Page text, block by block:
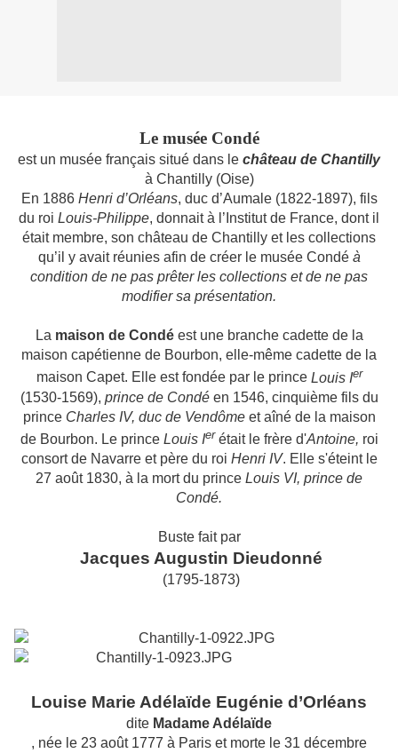
Le musée Condé
est un musée français situé dans le château de Chantilly
à Chantilly (Oise)
En 1886 Henri d’Orléans, duc d’Aumale (1822-1897), fils
du roi Louis-Philippe, donnait à l’Institut de France, dont il
était membre, son château de Chantilly et les collections
qu’il y avait réunies afin de créer le musée Condé à
condition de ne pas prêter les collections et de ne pas
modifier sa présentation.
La maison de Condéest une branche cadette de la
maison capétienne de Bourbon, elle-même cadette de la
maison Capet. Elle est fondée par le prince Louis Ier
(1530-1569), prince de Condéen 1546, cinquième fils du
prince Charles IV, duc de Vendômeet aîné de la maison
de Bourbon. Le prince Louis Ierétait le frère d'Antoine, roi
consort de Navarre et père du roi Henri IV. Elle s'éteint le
27 août 1830, à la mort du prince Louis VI, prince de
Condé.
Buste fait par
Jacques Augustin Dieudonné
(1795-1873)
Louise Marie Adélaïde Eugénie d’Orléans
dite Madame Adélaïde
, née le 23 août 1777 à Paris et morte le 31 décembre